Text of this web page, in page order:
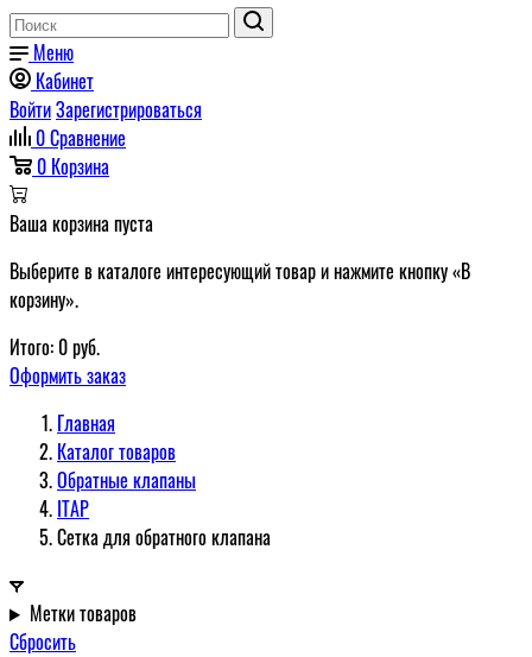
Меню
Кабинет
ВойтиЗарегистрироваться
0Сравнение
0 Корзина
Ваша корзина пуста
Выберите в каталоге интересующий товар и нажмите кнопку «В
корзину».
Итого: 0руб.
Оформить заказ
Главная
Каталог товаров
Обратные клапаны
ITAP
Сетка для обратного клапана
Метки товаров
Сбросить